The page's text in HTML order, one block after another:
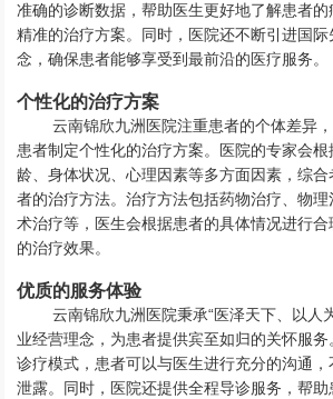
准确的诊断数据，帮助医生更好地了解患者
精准的治疗方案。同时，医院还不断引进国
念，确保患者能够享受到最前沿的医疗服务。
个性化的治疗方案
云南锦欣九洲医院注重患者的个体差异
患者制定个性化的治疗方案。医院的专家会
龄、身体状况、心理因素等多方面因素，综
者的治疗方法。治疗方法包括药物治疗、物
术治疗等，医生会根据患者的具体情况进行
的治疗效果。
优质的服务体验
云南锦欣九洲医院秉承“医泽天下、以人
业经营理念，为患者提供宾至如归的关怀服
诊疗模式，患者可以与医生进行充分的沟通
泄露。同时，医院还提供全程导诊服务，帮